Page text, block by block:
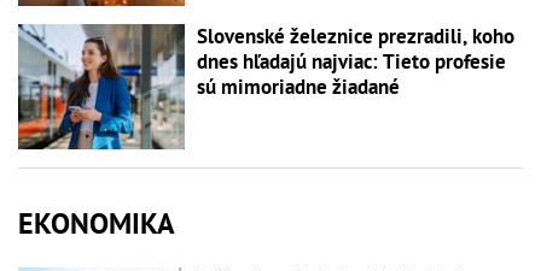
Slovenské železnice prezradili, koho
dnes hľadajú najviac: Tieto profesie
sú mimoriadne žiadané
EKONOMIKA